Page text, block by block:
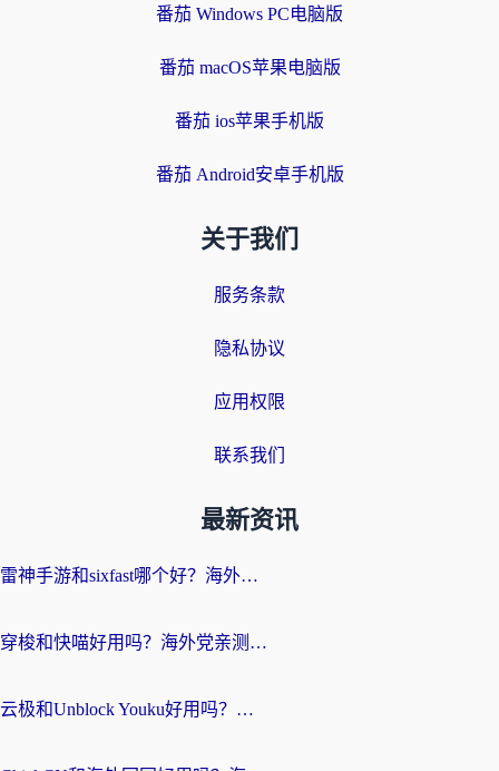
番茄 Windows PC电脑版
番茄 macOS苹果电脑版
番茄 ios苹果手机版
番茄 Android安卓手机版
关于我们
服务条款
隐私协议
应用权限
联系我们
最新资讯
雷神手游和sixfast哪个好？海外党亲测3款回国加速器，教你选对不踩坑
穿梭和快喵好用吗？海外党亲测：小众加速器对比+番茄加速器深度体验
云极和Unblock Youku好用吗？海外党亲测+2026回国加速器避坑指南